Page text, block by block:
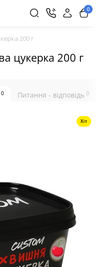
0
200 г
цукерка 200 г
0 Питання - відповідь 0
Хіт